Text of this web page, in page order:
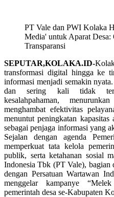
PT Vale dan PWI Kolaka
Media' untuk Aparat Desa:
Transparansi
SEPUTAR,KOLAKA.ID-
transformasi digital hingga ke
informasi menjadi semakin
dan sering kali tidak
kesalahpahaman,
menghambat efektivitas
menuntut peningkatan kapasitas
sebagai penjaga informasi yang
Sejalan dengan agenda
memperkuat tata kelola
publik, serta ketahanan sosial
Indonesia Tbk (PT Vale),
dengan Persatuan Wartawan
menggelar kampanye
pemerintah desa se-Kabupaten